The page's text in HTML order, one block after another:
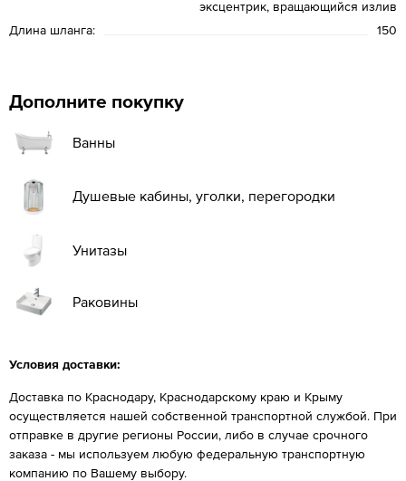
эксцентрик, вращающийся излив
Длина шланга:
150
Дополните покупку
Ванны
Душевые кабины, уголки, перегородки
Унитазы
Раковины
Условия доставки:
Доставка по Краснодару, Краснодарскому краю и Крыму
осуществляется нашей собственной транспортной службой. При
отправке в другие регионы России, либо в случае срочного
заказа - мы используем любую федеральную транспортную
компанию по Вашему выбору.